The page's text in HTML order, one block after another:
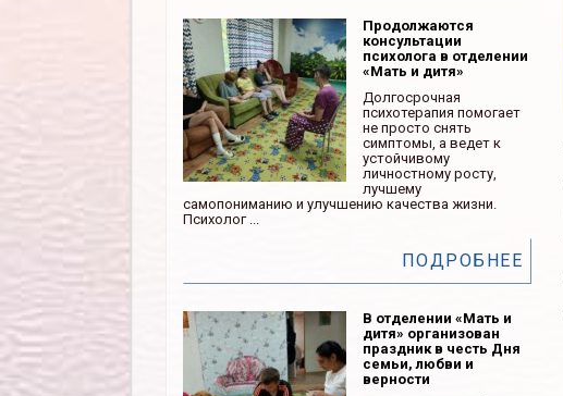
Продолжаются
консультации
психолога в отделении
«Мать и дитя»
Долгосрочная
психотерапия помогает
не просто снять
симптомы, а ведет к
устойчивому
личностному росту,
лучшему
самопониманию и улучшению качества жизни.
Психолог ...
ПОДРОБНЕЕ
В отделении «Мать и
дитя» организован
праздник в честь Дня
семьи, любви и
верности